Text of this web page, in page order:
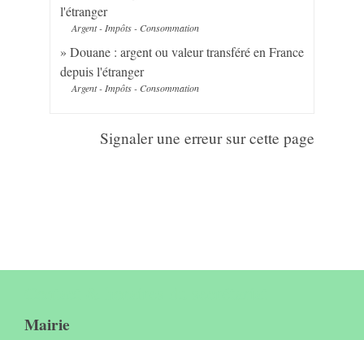
l'étranger
Argent - Impôts - Consommation
Douane : argent ou valeur transféré en France
depuis l'étranger
Argent - Impôts - Consommation
Signaler une erreur sur cette page
Mairie